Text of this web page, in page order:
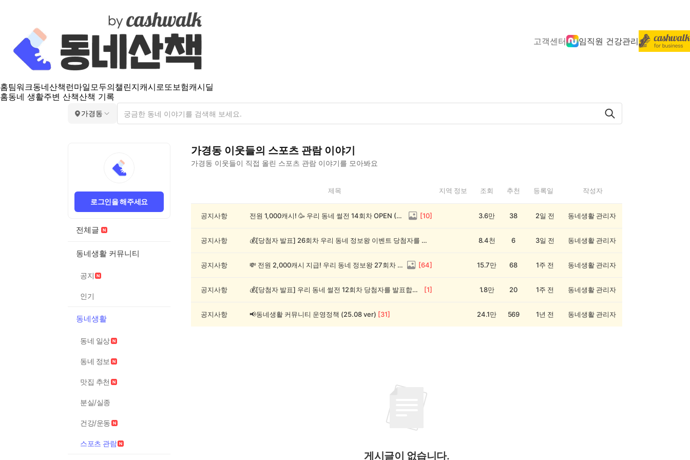
고객센터 임직원 건강관리
홈팀워크동네산책 런마일모두의챌린지캐시로또보험캐시딜
홈동네 생활주변 산책산책 기록
가경동
로그인을 해주세요
전체글
동네생활 커뮤니티
공지
인기
동네생활
동네 일상
동네 정보
맛집 추천
분실/실종
건강/운동
스포츠 관람
가경동 이웃들의 스포츠 관람이야기
가경동 이웃들이 직접 올린 스포츠 관람 이야기를 모아봐요
동
제목 지역 정보 조회 추천 등록일 작성자
공지사항 전원 1,000캐시! 🥳 우리 동네 썰전 14회차 OPEN (~8/17) [10] 3.6만 38 2일 전 동네생활 관리자
공지사항 💰[당첨자 발표] 26회차 우리 동네 정보왕 이벤트 당첨자를 발표합니다! 8.4천 6 3일 전 동네생활 관리자
공지사항 💸 전원 2,000캐시 지급! 우리 동네 정보왕 27회차 (~8/10) [64] 15.7만 68 1주 전 동네생활 관리자
공지사항 💰[당첨자 발표] 우리 동네 썰전 12회차 당첨자를 발표합니다! [1] 1.8만 20 1주 전 동네생활 관리자
공지사항 📢동네생활 커뮤니티 운영정책 (25.08 ver) [31] 24.1만 569 1년 전 동네생활 관리자
게시글이 없습니다.